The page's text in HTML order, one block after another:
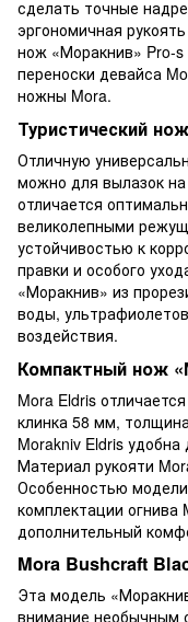
сделать точные
эргономичная
нож «Моракнив» Pro-s
переноски девайса
ножны Mora.
Туристический
Отличную
можно для вылазок
отличается
великолепными
устойчивостью к
правки и особого
«Моракнив» из
воды,
воздействия.
Компактный нож
Mora Eldris
клинка 58 мм,
Morakniv Eldris
Материал рукояти
Особенностью
комплектации огнива
дополнительный
Mora Bushcraft
Эта модель
внимание необычным